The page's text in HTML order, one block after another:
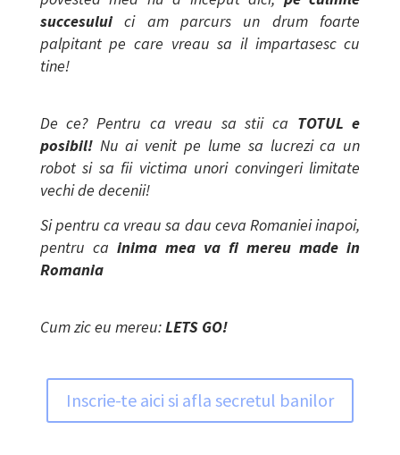
succesuluici am parcurs un drum foarte
palpitant pe care vreau sa il impartasesc cu
tine!
De ce? Pentru ca vreau sa stii ca TOTUL e
posibil!Nu ai venit pe lume sa lucrezi ca un
robot si sa fii victima unori convingeri limitate
vechi de decenii!
Si pentru ca vreau sa dau ceva Romaniei inapoi,
pentru ca inima mea va fi mereu made in
Romania
Cum zic eu mereu:LETS GO!
Inscrie-te aici si afla secretul banilor